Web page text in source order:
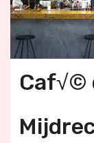
Caf√©